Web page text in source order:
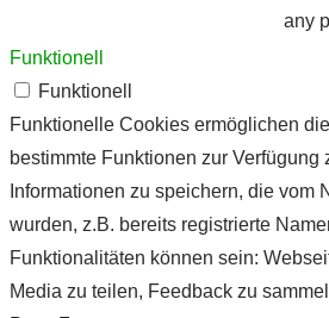
any
Funktionell
Funktionell
Funktionelle Cookies ermöglichen
bestimmte Funktionen zur Verfügung
Informationen zu speichern, die vom
wurden, z.B. bereits registrierte
Funktionalitäten können sein:
Media zu teilen, Feedback zu